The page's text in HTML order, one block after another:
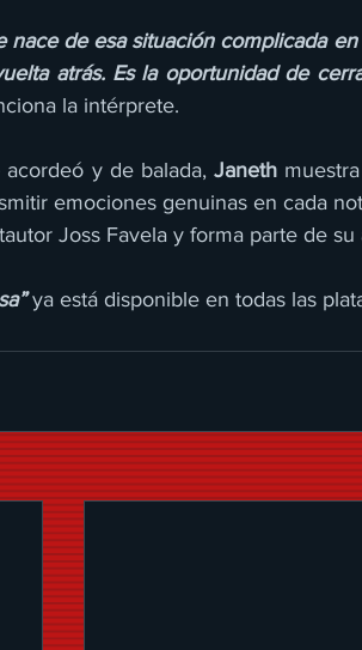
nace de esa situación complicada
atrás. Es la oportunidad de
la intérprete.
y de balada, Janeth muestra
emociones genuinas en cada
Joss Favela y forma parte de su
ya está disponible en todas las